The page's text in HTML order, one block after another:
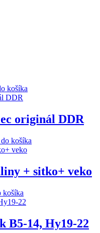
košíka
originál DDR
košíka
+ sitko+ veko
košíka
B5-14, Hy19-22